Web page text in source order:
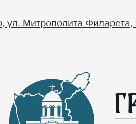
ул. Митрополита Филарета,